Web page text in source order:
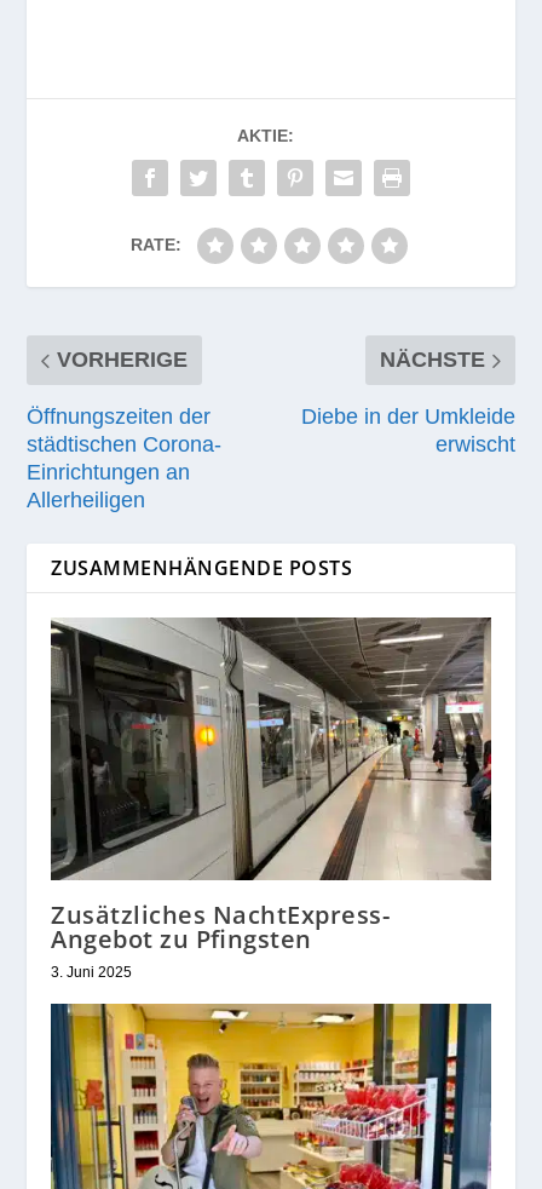
AKTIE:
RATE:
VORHERIGE
Öffnungszeiten der
städtischen Corona-
Einrichtungen an
Allerheiligen
NÄCHSTE
Diebe in der Umkleide
erwischt
ZUSAMMENHÄNGENDE POSTS
Zusätzliches NachtExpress-
Angebot zu Pfingsten
3. Juni 2025